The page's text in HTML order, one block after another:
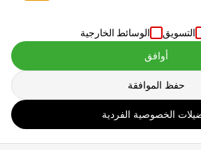
التسويق الوسائط الخارجية
أوافق
حفظ الموافقة
الخصوصية الفردية